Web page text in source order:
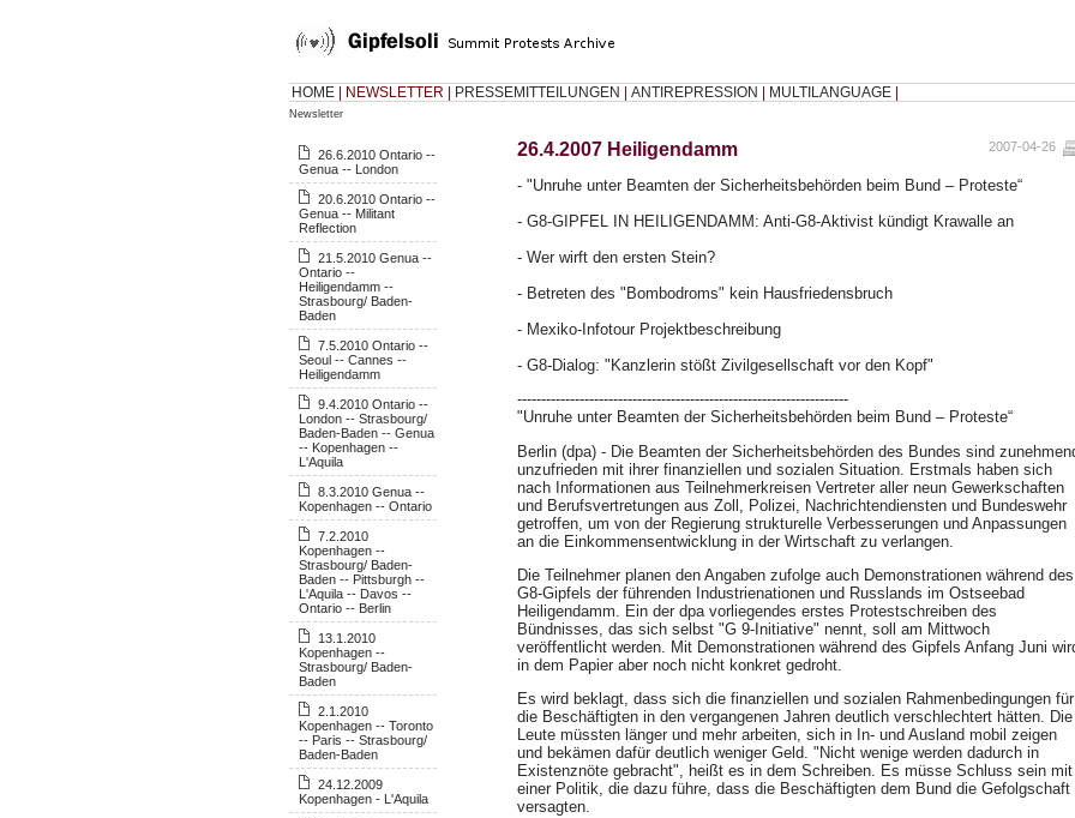
HOME NEWSLETTER PRESSEMITTEILUNGEN ANTIREPRESSION MULTILANGUAGE
Newsletter
26.6.2010 Ontario --
Genua -- London
20.6.2010 Ontario --
Genua -- Militant
Reflection
21.5.2010 Genua --
Ontario --
Heiligendamm --
Strasbourg/ Baden-
Baden
7.5.2010 Ontario --
Seoul -- Cannes --
Heiligendamm
9.4.2010 Ontario --
London -- Strasbourg/
Baden-Baden -- Genua
-- Kopenhagen --
L'Aquila
8.3.2010 Genua --
Kopenhagen -- Ontario
7.2.2010
Kopenhagen --
Strasbourg/ Baden-
Baden -- Pittsburgh --
L'Aquila -- Davos --
Ontario -- Berlin
13.1.2010
Kopenhagen --
Strasbourg/ Baden-
Baden
2.1.2010
Kopenhagen -- Toronto
-- Paris -- Strasbourg/
Baden-Baden
24.12.2009
Kopenhagen - L'Aquila
2007-04-26
26.4.2007 Heiligendamm
- "Unruhe unter Beamten der Sicherheitsbehörden beim Bund – Proteste“
- G8-GIPFEL IN HEILIGENDAMM: Anti-G8-Aktivist kündigt Krawalle an
- Wer wirft den ersten Stein?
- Betreten des "Bombodroms" kein Hausfriedensbruch
- Mexiko-Infotour Projektbeschreibung
- G8-Dialog: "Kanzlerin stößt Zivilgesellschaft vor den Kopf"
---------------------------------------------------------------------
"Unruhe unter Beamten der Sicherheitsbehörden beim Bund – Proteste“
Berlin (dpa) - Die Beamten der Sicherheitsbehörden des Bundes sind
unzufrieden mit ihrer finanziellen und sozialen Situation. Erstmals haben sich
nach Informationen aus Teilnehmerkreisen Vertreter aller neun Gewerkschaften
und Berufsvertretungen aus Zoll, Polizei, Nachrichtendiensten und Bundeswehr
getroffen, um von der Regierung strukturelle Verbesserungen und Anpassungen
an die Einkommensentwicklung in der Wirtschaft zu verlangen.
Die Teilnehmer planen den Angaben zufolge auch Demonstrationen während des
G8-Gipfels der führenden Industrienationen und Russlands im Ostseebad
Heiligendamm. Ein der dpa vorliegendes erstes Protestschreiben des
Bündnisses, das sich selbst "G 9-Initiative" nennt, soll am Mittwoch
veröffentlicht werden. Mit Demonstrationen während des Gipfels Anfang Juni
in dem Papier aber noch nicht konkret gedroht.
Es wird beklagt, dass sich die finanziellen und sozialen Rahmenbedingungen für
die Beschäftigten in den vergangenen Jahren deutlich verschlechtert hätten. Die
Leute müssten länger und mehr arbeiten, sich in In- und Ausland mobil zeigen
und bekämen dafür deutlich weniger Geld. "Nicht wenige werden dadurch in
Existenznöte gebracht", heißt es in dem Schreiben. Es müsse Schluss sein mit
einer Politik, die dazu führe, dass die Beschäftigten dem Bund die Gefolgschaft
versagten.